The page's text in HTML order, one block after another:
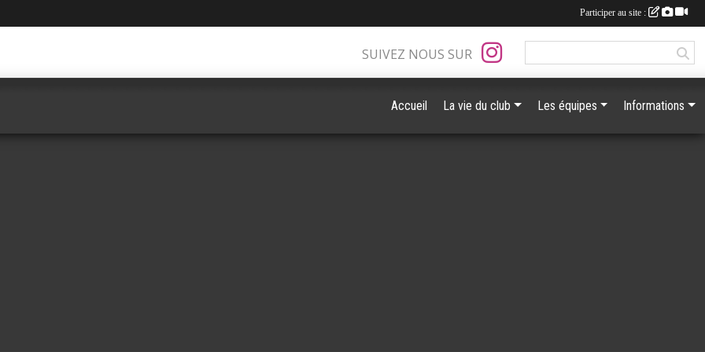
SUIVEZ NOUS SUR
Accueil La vie du club Les équipes Informations
Participer au site :